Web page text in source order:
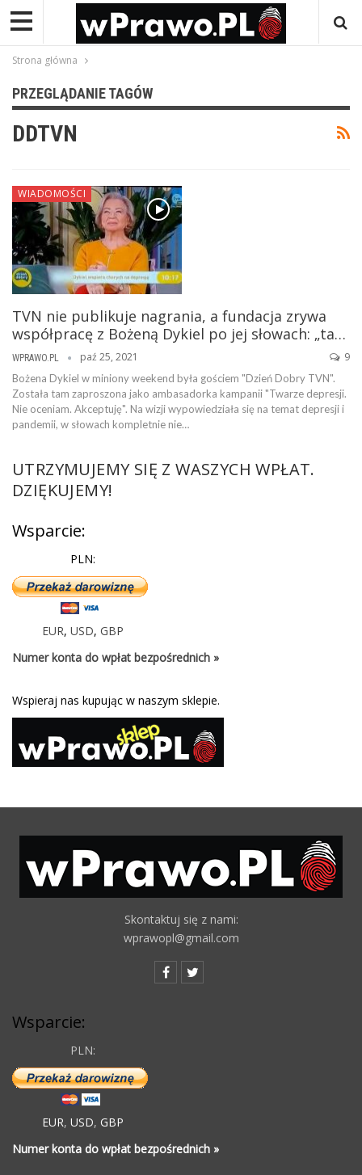
Strona główna
PRZEGLĄDANIE TAGÓW
DDTVN
WIADOMOŚCI
TVN nie publikuje nagrania, a fundacja zrywa
współpracę z Bożeną Dykiel po jej słowach: „ta…
WPRAWO.PL paź 25, 2021 9
Bożena Dykiel w miniony weekend była gościem "Dzień Dobry TVN".
Została tam zaproszona jako ambasadorka kampanii "Twarze depresji.
Nie oceniam. Akceptuję". Na wizji wypowiedziała się na temat depresji i
pandemii, w słowach kompletnie nie…
UTRZYMUJEMY SIĘ Z WASZYCH WPŁAT.
DZIĘKUJEMY!
Wsparcie:
PLN:
EUR, USD, GBP
Numer konta do wpłat bezpośrednich »
Wspieraj nas kupując w naszym sklepie.
Skontaktuj się z nami:
wprawopl@gmail.com
Wsparcie:
PLN:
EUR, USD, GBP
Numer konta do wpłat bezpośrednich »